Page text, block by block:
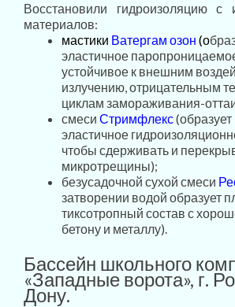
Восстановили гидроизоляцию с
материалов:
мастики Ватергам озон (о
эластичное
устойчивое к внешним
излучению, отрицательным
циклам замораживания-
смеси Стримфлекс
эластичное
чтобы сдерживать и
микротрещины);
безусадочной сухой смеси
затворении водой образует
тиксотропный состав с
бетону и металлу).
Бассейн школьного
«Западные ворота», г.
Дону.